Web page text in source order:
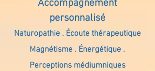
Accompagnement
personnalisé
Naturopathie . Écoute thérapeutique
Magnétisme . Énergétique .
Perceptions médiumniques